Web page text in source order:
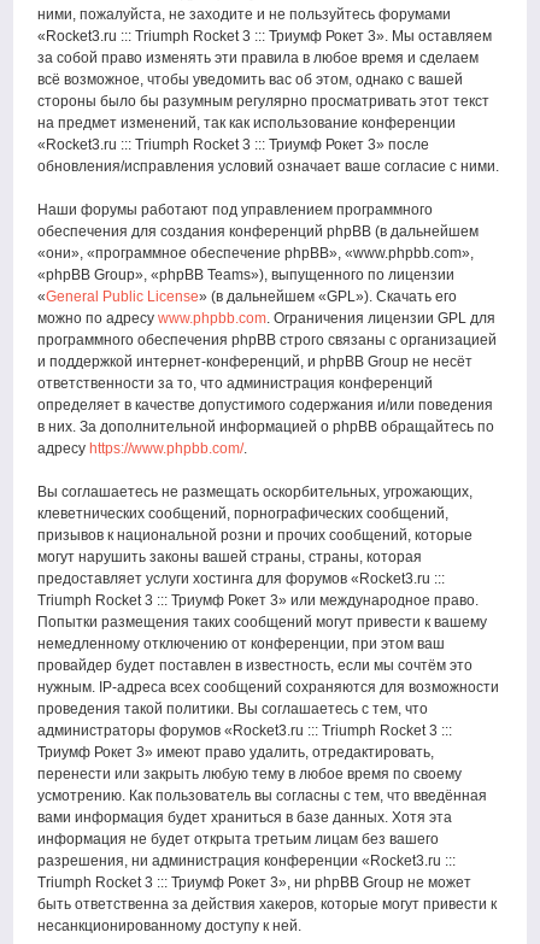
ними, пожалуйста, не заходите и не пользуйтесь форумами
«Rocket3.ru ::: Triumph Rocket 3 ::: Триумф Рокет 3». Мы оставляем
за собой право изменять эти правила в любое время и сделаем
всё возможное, чтобы уведомить вас об этом, однако с вашей
стороны было бы разумным регулярно просматривать этот текст
на предмет изменений, так как использование конференции
«Rocket3.ru ::: Triumph Rocket 3 ::: Триумф Рокет 3» после
обновления/исправления условий означает ваше согласие с ними.
Наши форумы работают под управлением программного
обеспечения для создания конференций phpBB (в дальнейшем
«они», «программное обеспечение phpBB», «www.phpbb.com»,
«phpBB Group», «phpBB Teams»), выпущенного по лицензии
«General Public License» (в дальнейшем «GPL»). Скачать его
можно по адресуwww.phpbb.com. Ограничения лицензии GPL для
программного обеспечения phpBB строго связаны с организацией
и поддержкой интернет-конференций, и phpBB Group не несёт
ответственности за то, что администрация конференций
определяет в качестве допустимого содержания и/или поведения
в них. За дополнительной информацией о phpBB обращайтесь по
адресу https://www.phpbb.com/.
Вы соглашаетесь не размещать оскорбительных, угрожающих,
клеветнических сообщений, порнографических сообщений,
призывов к национальной розни и прочих сообщений, которые
могут нарушить законы вашей страны, страны, которая
предоставляет услуги хостинга для форумов «Rocket3.ru :::
Triumph Rocket 3 ::: Триумф Рокет 3» или международное право.
Попытки размещения таких сообщений могут привести к вашему
немедленному отключению от конференции, при этом ваш
провайдер будет поставлен в известность, если мы сочтём это
нужным. IP-адреса всех сообщений сохраняются для возможности
проведения такой политики. Вы соглашаетесь с тем, что
администраторы форумов «Rocket3.ru ::: Triumph Rocket 3 :::
Триумф Рокет 3» имеют право удалить, отредактировать,
перенести или закрыть любую тему в любое время по своему
усмотрению. Как пользователь вы согласны с тем, что введённая
вами информация будет храниться в базе данных. Хотя эта
информация не будет открыта третьим лицам без вашего
разрешения, ни администрация конференции «Rocket3.ru :::
Triumph Rocket 3 ::: Триумф Рокет 3», ни phpBB Group не может
быть ответственна за действия хакеров, которые могут привести к
несанкционированному доступу к ней.